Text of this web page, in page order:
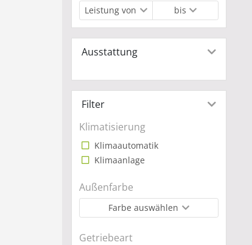
Leistung von bis
Ausstattung
Filter
Klimatisierung
Klimaautomatik
Klimaanlage
Außenfarbe
Farbe auswählen
Getriebeart